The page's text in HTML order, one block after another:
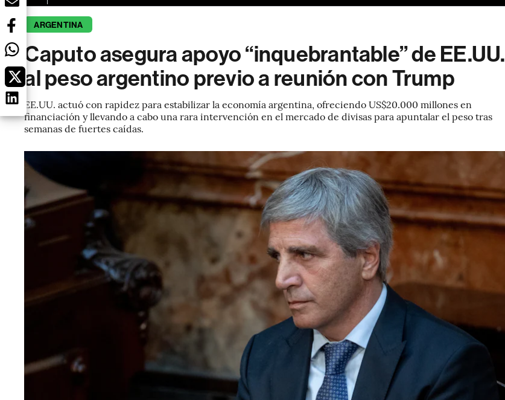
ARGENTINA
Caputo asegura apoyo “inquebrantable” de EE.UU.
al peso argentino previo a reunión con Trump
EE.UU. actuó con rapidez para estabilizar la economía argentina, ofreciendo US$20.000 millones en
financiación y llevando a cabo una rara intervención en el mercado de divisas para apuntalar el peso tras
semanas de fuertes caídas.